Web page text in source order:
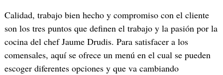
Calidad, trabajo bien hecho y compromiso con el cliente
son los tres puntos que definen el trabajo y la pasión por la
cocina del chef Jaume Drudis. Para satisfacer a los
comensales, aquí se ofrece un menú en el cual se pueden
escoger diferentes opciones y que va cambiando